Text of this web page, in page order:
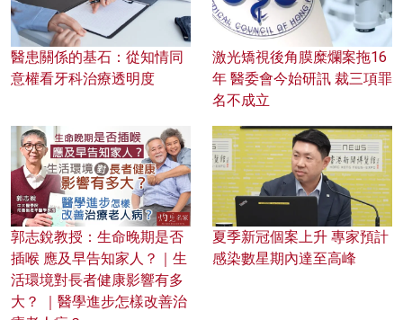
醫患關係的基石：從知情同
意權看牙科治療透明度
激光矯視後角膜糜爛案拖16
年 醫委會今始研訊 裁三項罪
名不成立
郭志銳教授：生命晚期是否
插喉 應及早告知家人？｜生
活環境對長者健康影響有多
大？ ｜醫學進步怎樣改善治
夏季新冠個案上升 專家預計
感染數星期內達至高峰